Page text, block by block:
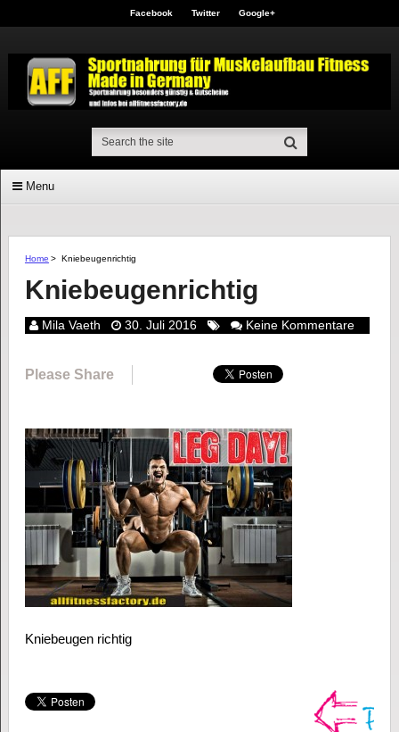
Facebook Twitter Google+
Menu
Home > Kniebeugenrichtig
Kniebeugenrichtig
Mila Vaeth 30. Juli 2016 Keine Kommentare
Please Share
Kniebeugen richtig